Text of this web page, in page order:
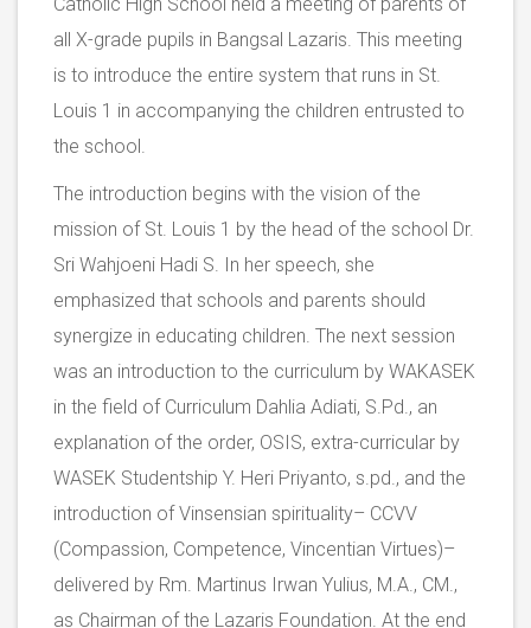
all X-grade pupils in Bangsal Lazaris. This meeting
is to introduce the entire system that runs in St.
Louis 1 in accompanying the children entrusted to
the school.
The introduction begins with the vision of the
mission of St. Louis 1 by the head of the school Dr.
Sri Wahjoeni Hadi S. In her speech, she
emphasized that schools and parents should
synergize in educating children. The next session
was an introduction to the curriculum by WAKASEK
in the field of Curriculum Dahlia Adiati, S.Pd., an
explanation of the order, OSIS, extra-curricular by
WASEK Studentship Y. Heri Priyanto, s.pd., and the
introduction of Vinsensian spirituality– CCVV
(Compassion, Competence, Vincentian Virtues)–
delivered by Rm. Martinus Irwan Yulius, M.A., CM.,
as Chairman of the Lazaris Foundation. At the end